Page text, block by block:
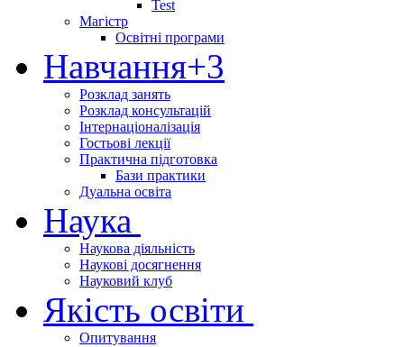
Test
Магістр
Освітні програми
Навчання+3
Розклад занять
Розклад консультацій
Інтернаціоналізація
Гостьові лекції
Практична підготовка
Бази практики
Дуальна освіта
Наука
Наукова діяльність
Наукові досягнення
Науковий клуб
Якість освіти
Опитування